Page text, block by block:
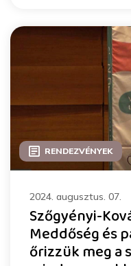
RENDEZVÉNYEK
2024. augusztus. 07.
Szőgyényi-
Meddőség és
őrizzük meg